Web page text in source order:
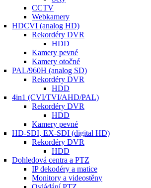
CCTV
Webkamery
HDCVI (analog HD)
Rekordéry DVR
HDD
Kamery pevné
Kamery otočné
PAL/960H (analog SD)
Rekordéry DVR
HDD
4in1 (CVI/TVI/AHD/PAL)
Rekordéry DVR
HDD
Kamery pevné
HD-SDI, EX-SDI (digital HD)
Rekordéry DVR
HDD
Dohledová centra a PTZ
IP dekodéry a matice
Monitory a videostěny